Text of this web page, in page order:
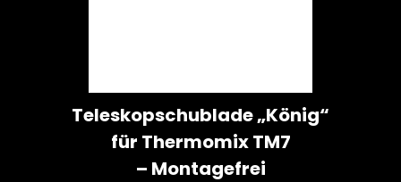
Teleskopschublade „König“
für Thermomix TM7
– Montagefrei